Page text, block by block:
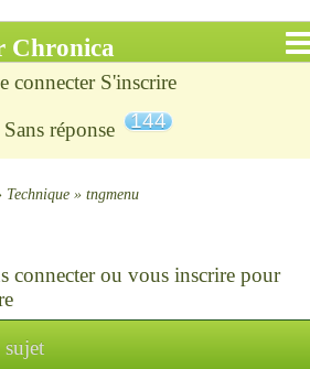
Chronica
site
connecter S'inscrire
Sans réponse 144
Technique »tngmenu
connecterou vous inscrirepour